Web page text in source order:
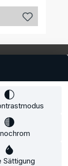
zzgl.
Sättigung